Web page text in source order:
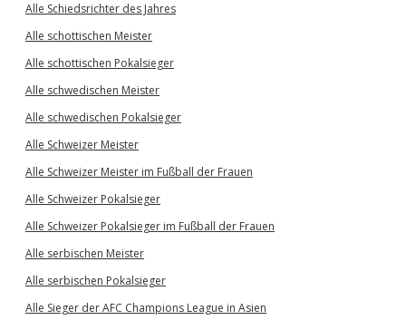
Alle Schiedsrichter des Jahres
Alle schottischen Meister
Alle schottischen Pokalsieger
Alle schwedischen Meister
Alle schwedischen Pokalsieger
Alle Schweizer Meister
Alle Schweizer Meister im Fußball der Frauen
Alle Schweizer Pokalsieger
Alle Schweizer Pokalsieger im Fußball der Frauen
Alle serbischen Meister
Alle serbischen Pokalsieger
Alle Sieger der AFC Champions League in Asien